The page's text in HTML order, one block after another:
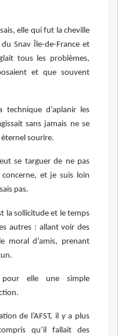
elle qui fut la cheville
Snav Île-de-France et
tous les problèmes,
et que souvent
technique d’aplanir les
sans jamais ne se
sourire.
se targuer de ne pas
et je suis loin
pas.
la sollicitude et le temps
autres : allant voir des
moral d’amis, prenant
pour elle une simple
de l’AFST, il y a plus
qu’il fallait des